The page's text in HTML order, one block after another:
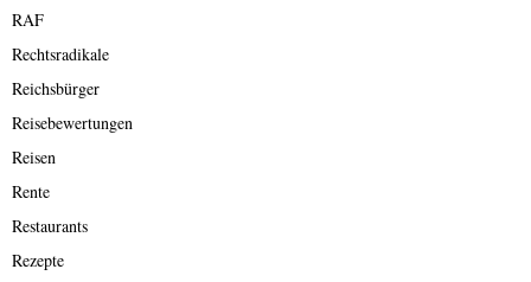
RAF
Rechtsradikale
Reichsbürger
Reisebewertungen
Reisen
Rente
Restaurants
Rezepte